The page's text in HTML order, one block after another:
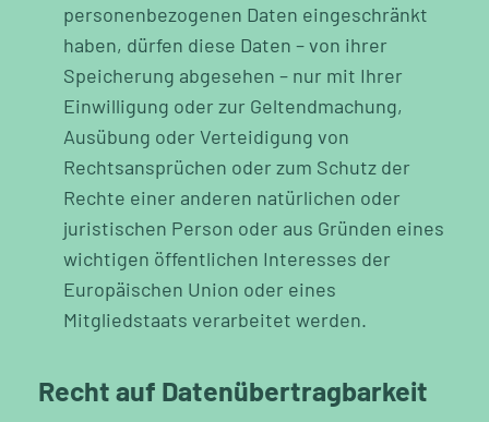
personenbezogenen Daten eingeschränkt
haben, dürfen diese Daten – von ihrer
Speicherung abgesehen – nur mit Ihrer
Einwilligung oder zur Geltendmachung,
Ausübung oder Verteidigung von
Rechtsansprüchen oder zum Schutz der
Rechte einer anderen natürlichen oder
juristischen Person oder aus Gründen eines
wichtigen öffentlichen Interesses der
Europäischen Union oder eines
Mitgliedstaats verarbeitet werden.
Recht auf Datenübertragbarkeit